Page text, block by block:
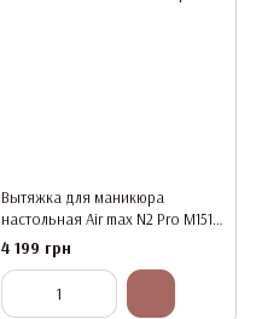
Вытяжка для маникюра
настольная Air max N2 Pro M151
Pro 65Вт бежевая
4 199 грн